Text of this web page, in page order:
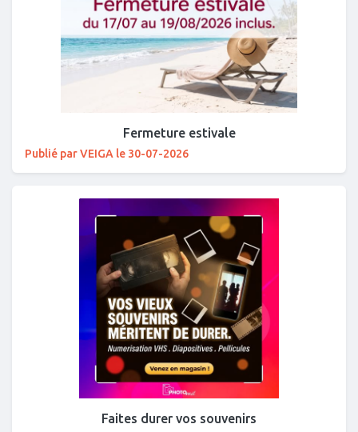
Fermeture estivale
Publié par VEIGA le 30-07-2026
Faites durer vos souvenirs